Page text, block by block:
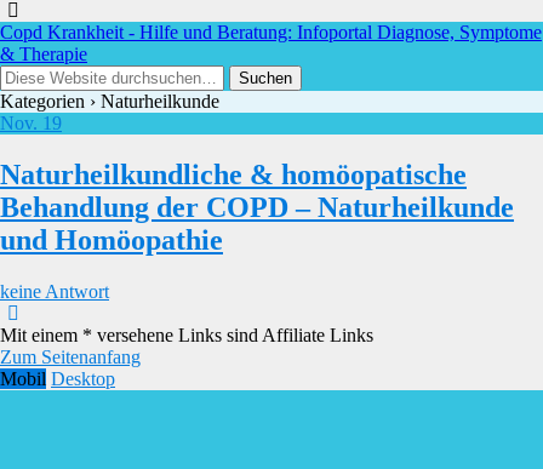
Copd Krankheit - Hilfe und Beratung: Infoportal Diagnose, Symptome
& Therapie
Kategorien › Naturheilkunde
Nov. 19
Naturheilkundliche & homöopatische
Behandlung der COPD – Naturheilkunde
und Homöopathie
keine Antwort
Mit einem * versehene Links sind Affiliate Links
Zum Seitenanfang
Mobil Desktop